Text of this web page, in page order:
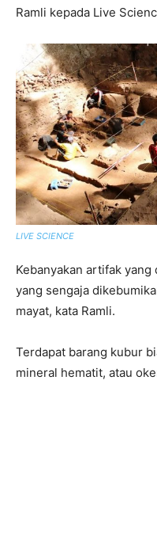
Ramli kepada Live
LIVE SCIENCE
Kebanyakan artifak
yang sengaja
mayat, kata Ramli.
Terdapat barang kubur
mineral hematit, atau